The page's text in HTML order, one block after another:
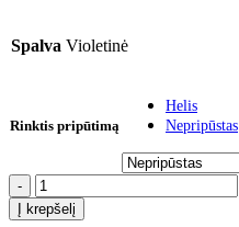
Spalva Violetinė
Rinktis pripūtimą
Helis
Nepripūstas
-
Į krepšelį